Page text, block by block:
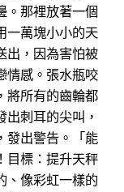
。那裡放著一個
一萬塊小小的天
出，因為害怕被
情感。張水瓶咬
將所有的齒輪都
刺耳的尖叫，
發出警告。「能
目標：提升天秤
、像彩虹一樣的